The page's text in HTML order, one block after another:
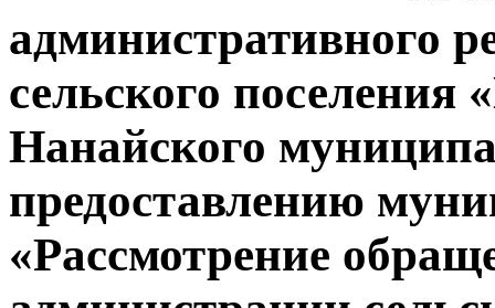
административного
сельского
Нанайского
предоставлению
«Рассмотрение